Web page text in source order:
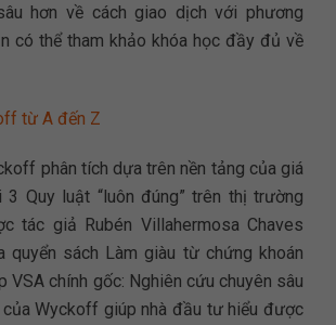
hơn về cách giao dịch với phương
có thể tham khảo khóa học đầy đủ về
từ A đến Z
phân tích dựa trên nền tảng của giá
Quy luật “luôn đúng” trên thị trường
tác giả Rubén Villahermosa Chaves
quyển sách Làm giàu từ chứng khoán
VSA chính gốc: Nghiên cứu chuyên sâu
Wyckoff giúp nhà đầu tư hiểu được